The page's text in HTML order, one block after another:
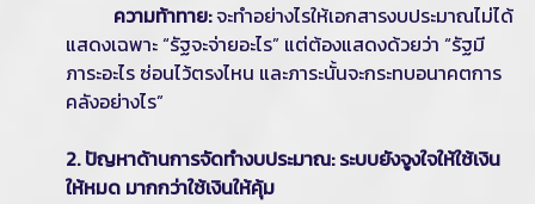
ความท้าทาย:จะทำอย่างไรให้เอกสารงบประมาณไม่ได้
แสดงเฉพาะ “รัฐจะจ่ายอะไร” แต่ต้องแสดงด้วยว่า “รัฐมี
ภาระอะไร ซ่อนไว้ตรงไหน และภาระนั้นจะกระทบอนาคตการ
คลังอย่างไร”
2. ปัญหาด้านการจัดทำงบประมาณ: ระบบยังจูงใจให้ใช้เงิน
ให้หมด มากกว่าใช้เงินให้คุ้ม